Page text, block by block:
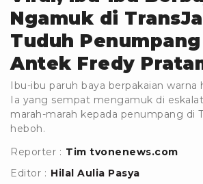
Ngamuk di
Tuduh
Antek Fredy
Ibu-ibu paruh baya berpakaian warna
Ia yang sempat mengamuk di
marah-marah kepada penumpang di
heboh.
Reporter : Tim tvonenews.com
Editor : Hilal Aulia Pasya